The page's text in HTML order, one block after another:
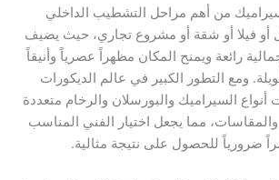
من أهم مراحل التشطيب الداخلي
أو فيلا أو شقة أو مشروع تجاري، حيث يضيف
رائعة ويمنح المكان مظهراً عصرياً وأنيقاً
ومع التطور الكبير في عالم الديكورات
السيراميك والبورسلان والرخام متعددة
والمقاسات، مما يجعل اختيار الفني المناسب
ضرورياً للحصول على نتيجة مثالية.